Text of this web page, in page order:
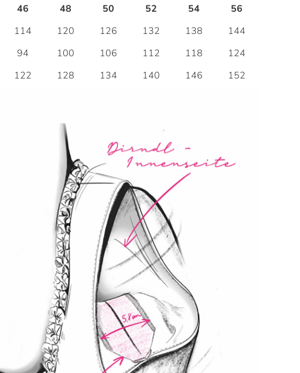
46 48 50 52 54
56
114 120 126 132 138
144
94 100 106 112 118
124
122 128 134 140 146 152